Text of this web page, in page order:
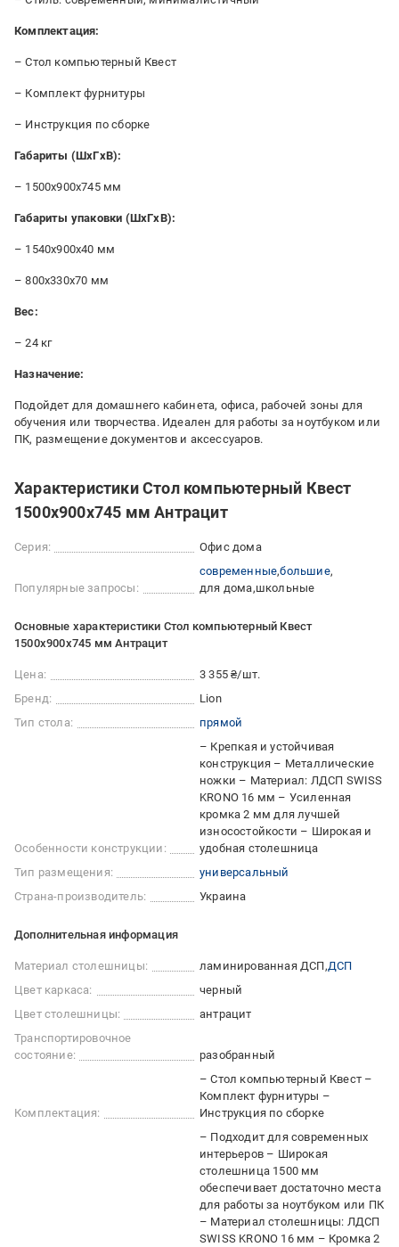
Комплектация:
– Стол компьютерный Квест
– Комплект фурнитуры
– Инструкция по сборке
Габариты (ШxГxВ):
– 1500x900x745 мм
Габариты упаковки (ШxГxВ):
– 1540x900x40 мм
– 800x330x70 мм
Вес:
– 24 кг
Назначение:
Подойдет для домашнего кабинета, офиса, рабочей зоны для
обучения или творчества. Идеален для работы за ноутбуком или
ПК, размещение документов и аксессуаров.
Характеристики Стол компьютерный Квест
1500x900x745 мм Антрацит
Серия: Офис дома
Популярные запросы:
современные большие
для дома школьные
Основные характеристики Стол компьютерный Квест
1500x900x745 мм Антрацит
Цена:
3 355 ₴/шт.
Бренд:
Lion
Тип стола:
прямой
Особенности конструкции:
– Крепкая и устойчивая
конструкция – Металлические
ножки – Материал: ЛДСП SWISS
KRONO 16 мм – Усиленная
кромка 2 мм для лучшей
износостойкости – Широкая и
удобная столешница
Тип размещения:
универсальный
Страна-производитель:
Украина
Дополнительная информация
Материал столешницы: ламинированная ДСП ДСП
Цвет каркаса:
черный
Цвет столешницы:
антрацит
Транспортировочное
состояние:
разобранный
Комплектация:
– Стол компьютерный Квест –
Комплект фурнитуры –
Инструкция по сборке
– Подходит для современных
интерьеров – Широкая
столешница 1500 мм
обеспечивает достаточно места
для работы за ноутбуком или ПК
– Материал столешницы: ЛДСП
SWISS KRONO 16 мм – Кромка 2